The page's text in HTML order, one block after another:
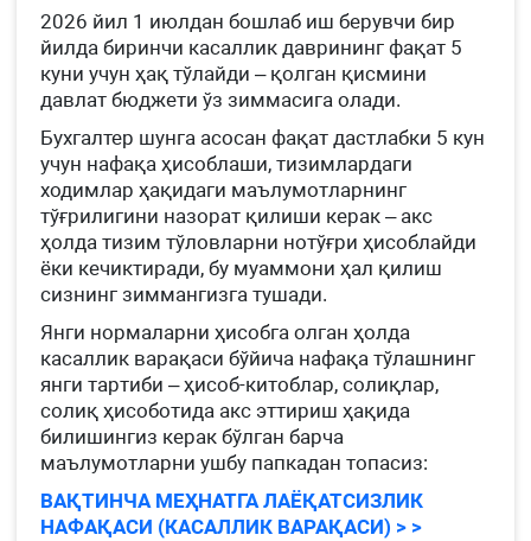
2026 йил 1 июлдан бошлаб иш берувчи бир
йилда биринчи касаллик даврининг фақат 5
куни учун ҳақ тўлайди – қолган қисмини
давлат бюджети ўз зиммасига олади.
Бухгалтер шунга асосан фақат дастлабки 5 кун
учун нафақа ҳисоблаши, тизимлардаги
ходимлар ҳақидаги маълумотларнинг
тўғрилигини назорат қилиши керак – акс
ҳолда тизим тўловларни нотўғри ҳисоблайди
ёки кечиктиради, бу муаммони ҳал қилиш
сизнинг зиммангизга тушади.
Янги нормаларни ҳисобга олган ҳолда
касаллик варақаси бўйича нафақа тўлашнинг
янги тартиби – ҳисоб-китоблар, солиқлар,
солиқ ҳисоботида акс эттириш ҳақида
билишингиз керак бўлган барча
маълумотларни ушбу папкадан топасиз:
ВАҚТИНЧА МЕҲНАТГА ЛАЁҚАТСИЗЛИК
НАФАҚАСИ (КАСАЛЛИК ВАРАҚАСИ) > >